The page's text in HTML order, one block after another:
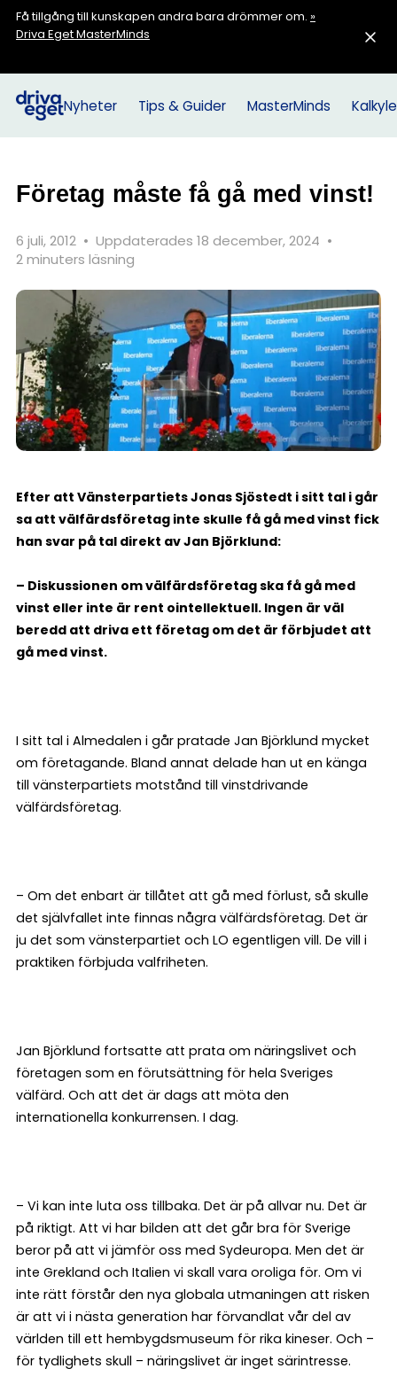
Få tillgång till kunskapen andra bara drömmer om. »
Driva Eget MasterMinds
Nyheter Tips & Guider MasterMinds
Företag måste få gå med vinst!
6 juli, 2012 • Uppdaterades 18 december, 2024 •
2 minuters läsning
Efter att Vänsterpartiets Jonas Sjöstedt i sitt tal i går
sa att välfärdsföretag inte skulle få gå med vinst fick
han svar på tal direkt av Jan Björklund:
– Diskussionen om välfärdsföretag ska få gå med
vinst eller inte är rent ointellektuell. Ingen är väl
beredd att driva ett företag om det är förbjudet att
gå med vinst.
I sitt tal i Almedalen i går pratade Jan Björklund mycket
om företagande. Bland annat delade han ut en känga
till vänsterpartiets motstånd till vinstdrivande
välfärdsföretag.
– Om det enbart är tillåtet att gå med förlust, så skulle
det självfallet inte finnas några välfärdsföretag. Det är
ju det som vänsterpartiet och LO egentligen vill. De vill i
praktiken förbjuda valfriheten.
Jan Björklund fortsatte att prata om näringslivet och
företagen som en förutsättning för hela Sveriges
välfärd. Och att det är dags att möta den
internationella konkurrensen. I dag.
– Vi kan inte luta oss tillbaka. Det är på allvar nu. Det är
på riktigt. Att vi har bilden att det går bra för Sverige
beror på att vi jämför oss med Sydeuropa. Men det är
inte Grekland och Italien vi skall vara oroliga för. Om vi
inte rätt förstår den nya globala utmaningen att risken
är att vi i nästa generation har förvandlat vår del av
världen till ett hembygdsmuseum för rika kineser. Och –
för tydlighets skull – näringslivet är inget särintresse.